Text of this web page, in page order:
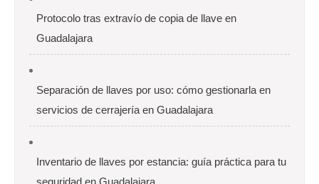
Protocolo tras extravío de copia de llave en
Guadalajara
Separación de llaves por uso: cómo gestionarla en
servicios de cerrajería en Guadalajara
Inventario de llaves por estancia: guía práctica para tu
seguridad en Guadalajara